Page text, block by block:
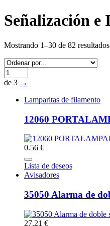
Señalización
Mostrando 1–30 de 82 resultados
de 3 →
Lamparitas de filamento
12060
0.56 €
Lista de deseos
Avisadores
35050 Alarma de
27.21 €